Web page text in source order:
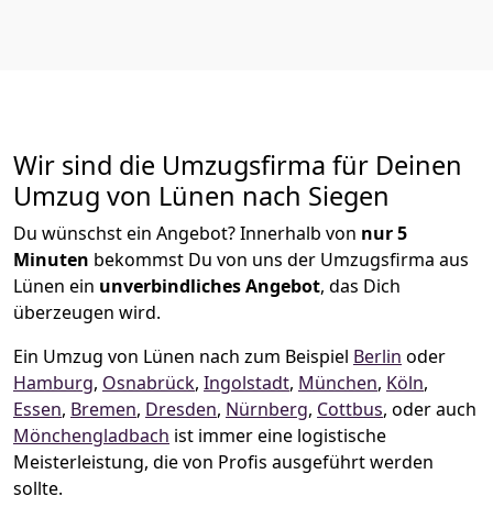
Wir sind die Umzugsfirma für Deinen
Umzug von Lünen nach Siegen
Du wünschst ein Angebot? Innerhalb von nur 5
Minuten bekommst Du von uns der Umzugsfirma aus
Lünen ein unverbindliches Angebot, das Dich
überzeugen wird.
Ein Umzug von Lünen nach zum Beispiel Berlin oder
Hamburg, Osnabrück, Ingolstadt, München, Köln,
Essen, Bremen, Dresden, Nürnberg, Cottbus, oder auch
Mönchen­gladbach ist immer eine logistische
Meisterleistung, die von Profis ausgeführt werden
sollte.